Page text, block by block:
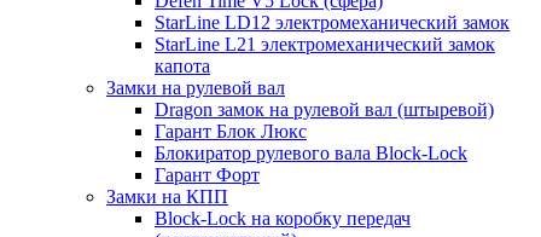
StarLine LD12 электромеханический замок
StarLine L21 электромеханический замок
капота
Замки на рулевой вал
Dragon замок на рулевой вал (штыревой)
Гарант Блок Люкс
Блокиратор рулевого вала Block-Lock
Гарант Форт
Замки на КПП
Block-Lock на коробку передач